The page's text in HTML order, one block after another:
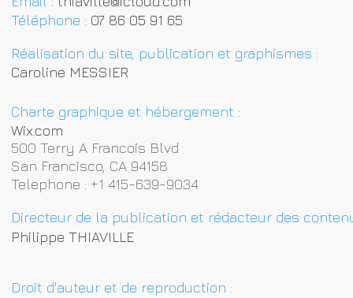
Téléphone : 07 86 05 91 65
Réalisation du site, publication et graphismes :
Caroline MESSIER
Charte graphique et hébergement :
Wix.com
500 Terry A Francois Blvd
San Francisco, CA 94158
Telephone : +1 415-639-9034
Directeur de la publication et rédacteur des
Philippe THIAVILLE
Droit d'auteur et de reproduction :